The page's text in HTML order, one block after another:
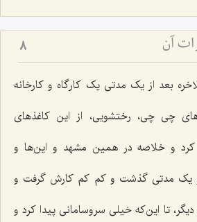
آن 8
بعد از یک مدتی یک کارگاه و کارخانه
چی چی، رختشویی، از این کاغذهای
و خلاصه در همین مشهد و این‌ها و
یک مدتی گذشت و کم کم کارش گرفت و
تا این‌که خیلی سروسامانی پیدا کرد و